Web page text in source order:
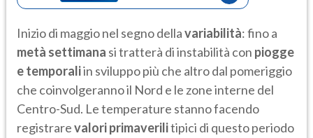
Inizio di maggio nel segno dellavariabilità: fino a
metà settimana si tratterà di instabilità con piogge
e temporaliin sviluppo più che altro dal pomeriggio
che coinvolgeranno il Nord e le zone interne del
Centro-Sud. Le temperature stanno facendo
registrarevalori primaverilitipici di questo periodo